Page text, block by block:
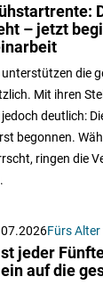
– jetzt
die
Mit ihren
deutlich:
begonnen.
ringen die
Fürs Alter
jeder
auf die